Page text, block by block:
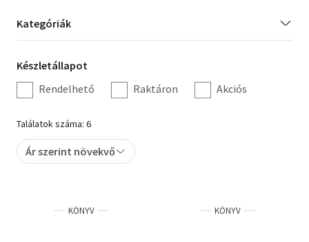
Hobbi, szabadidő
Irodalom
Művészet
Szakkönyv
Tankönyv, segédkönyv
Kategória
szűrés
Kategóriák
Készletállapot
szűrés
Készletállapot
Rendelhető
Raktáron Akciós
Találatok száma: 6
Ár szerint növekvő
KÖNYV KÖNYV